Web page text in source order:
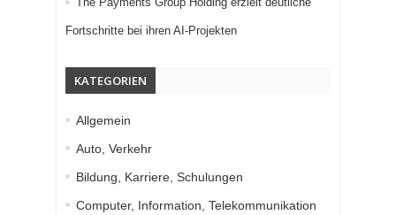
Fortschritte bei ihren AI-Projekten
KATEGORIEN
Allgemein
Auto, Verkehr
Bildung, Karriere, Schulungen
Computer, Information, Telekommunikation